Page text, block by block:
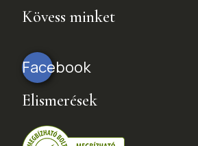
Kövess minket
Facebook
Elismerések